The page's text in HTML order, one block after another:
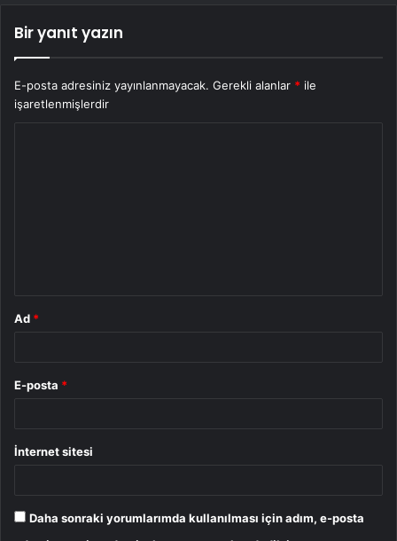
Bir yanıt yazın
E-posta adresiniz yayınlanmayacak. Gerekli alanlar * ile
işaretlenmişlerdir
Ad *
E-posta *
İnternet sitesi
Daha sonraki yorumlarımda kullanılması için adım, e-posta